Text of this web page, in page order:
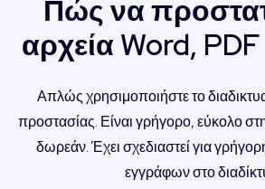
Πώς να
αρχεία Word,
Απλώς χρησιμοποιήστε το
προστασίας. Είναι γρήγορο, εύκολο
δωρεάν. Έχει σχεδιαστεί για
εγγράφων στο